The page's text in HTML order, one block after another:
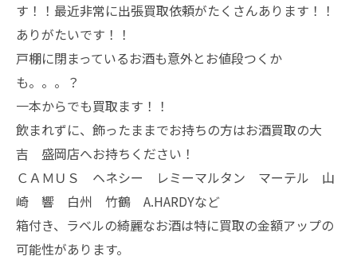
す！！最近非常に出張買取依頼がたくさんあります！！
ありがたいです！！
戸棚に閉まっているお酒も意外とお値段つくか
も。。。？
一本からでも買取ます！！
飲まれずに、飾ったままでお持ちの方はお酒買取の大
吉 盛岡店へお持ちください！
ＣＡＭＵＳ ヘネシー レミーマルタン マーテル 山
崎 響 白州 竹鶴 A.HARDYなど
箱付き、ラベルの綺麗なお酒は特に買取の金額アップの
可能性があります。